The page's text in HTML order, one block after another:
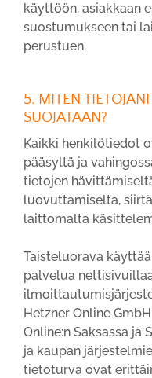
käyttöön, asiakkaan
suostumukseen tai
perustuen.
5. MITEN
SUOJATAAN?
Kaikki henkilötiedot
pääsyltä ja
tietojen
luovuttamiselta,
laittomalta
Taisteluorava
palvelua
Hetzner Online
Online:n Saksassa
ja kaupan
tietoturva ovat